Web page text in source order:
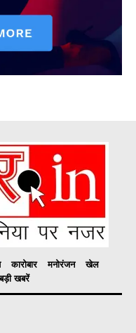
कारोबार मनोरंजन
खेल
बड़ी खबरें